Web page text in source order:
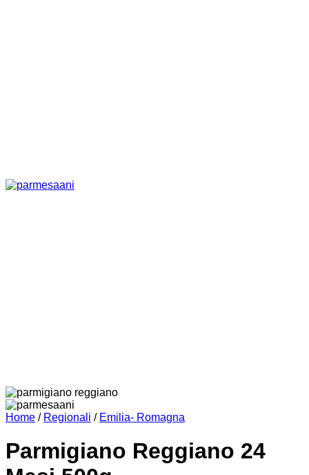
Home / Regionali / Emilia- Romagna
Parmigiano Reggiano 24